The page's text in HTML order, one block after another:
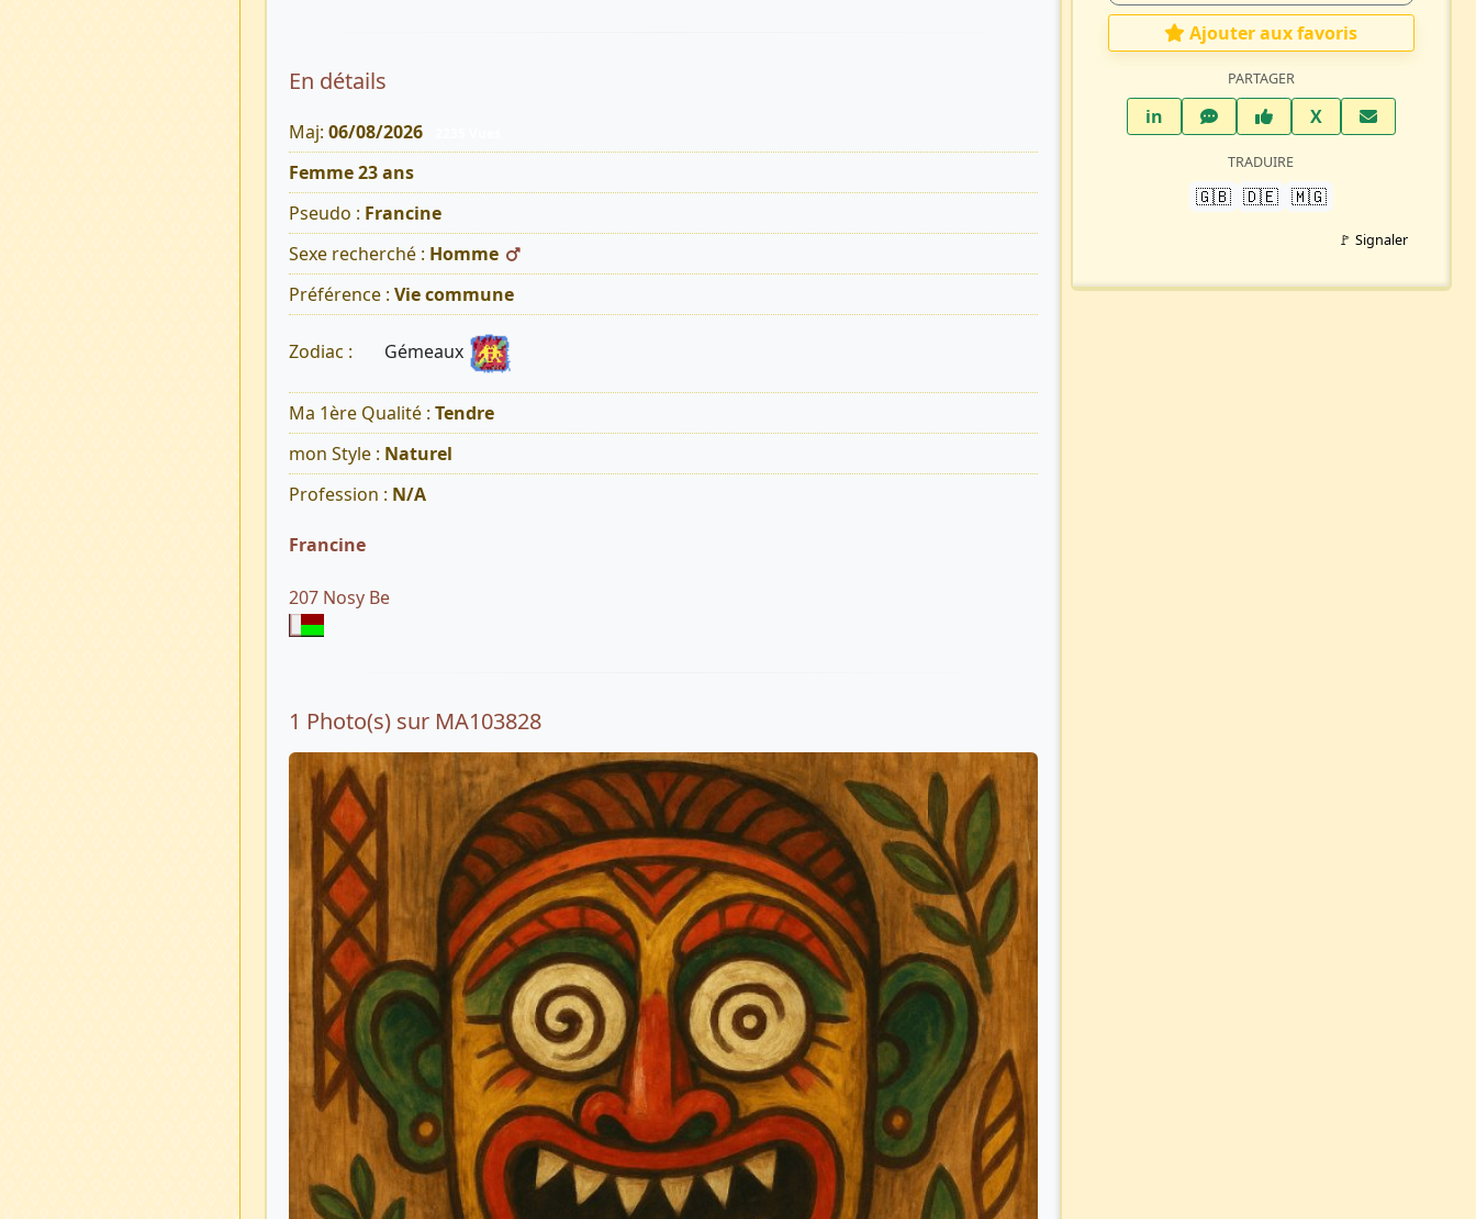
En détails
Maj: 06/08/2026
Femme 23 ans
Pseudo : Francine
Sexe recherché : Homme
Préférence : Vie commune
Zodiac : Gémeaux
Ma 1ère Qualité : Tendre
mon Style : Naturel
Profession : N/A
Francine
207 Nosy Be
1 Photo(s) sur MA103828
Ajouter aux favoris
PARTAGER
inLinkedInWhatsAppFacebook
XTwitter X
TRADUIRE
🇬🇧 🇩🇪 🇲🇬
🚩 Signaler